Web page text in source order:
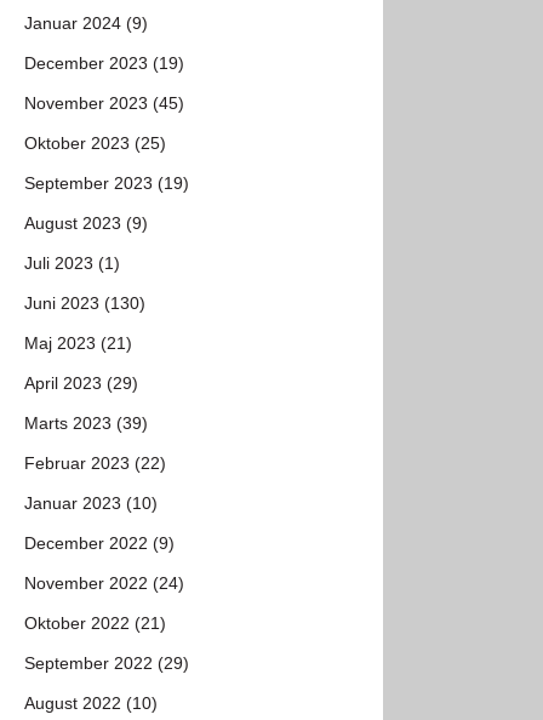
Januar 2024 (9)
December 2023 (19)
November 2023 (45)
Oktober 2023 (25)
September 2023 (19)
August 2023 (9)
Juli 2023 (1)
Juni 2023 (130)
Maj 2023 (21)
April 2023 (29)
Marts 2023 (39)
Februar 2023 (22)
Januar 2023 (10)
December 2022 (9)
November 2022 (24)
Oktober 2022 (21)
September 2022 (29)
August 2022 (10)